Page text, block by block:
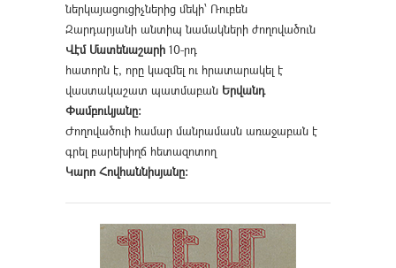
ներկայացուցիչներից մեկի՝ Ռուբեն
Զարդարյանի անտիպ նամակների ժողովածուն
Վէմ Մատենաշարի 10-րդ
հատորն է, որը կազմել ու հրատարակել է
վաստակաշատ պատմաբան Երվանդ
Փամբուկյանը։
Ժողովածուի համար մանրամասն առաջաբան է
գրել բարեխիղճ հետազոտող
Կարո Հովհաննիսյանը։